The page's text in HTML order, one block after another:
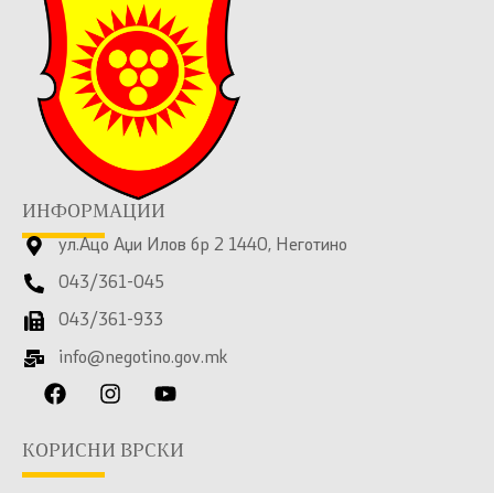
ИНФОРМАЦИИ
ул.Ацо Аџи Илов бр 2 1440, Неготино
043/361-045
043/361-933
info@negotino.gov.mk
КОРИСНИ ВРСКИ